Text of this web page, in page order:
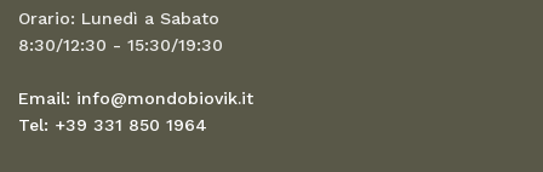
Orario: Lunedì a Sabato
8:30/12:30 - 15:30/19:30
Email: info@mondobiovik.it
Tel: +39 331 850 1964